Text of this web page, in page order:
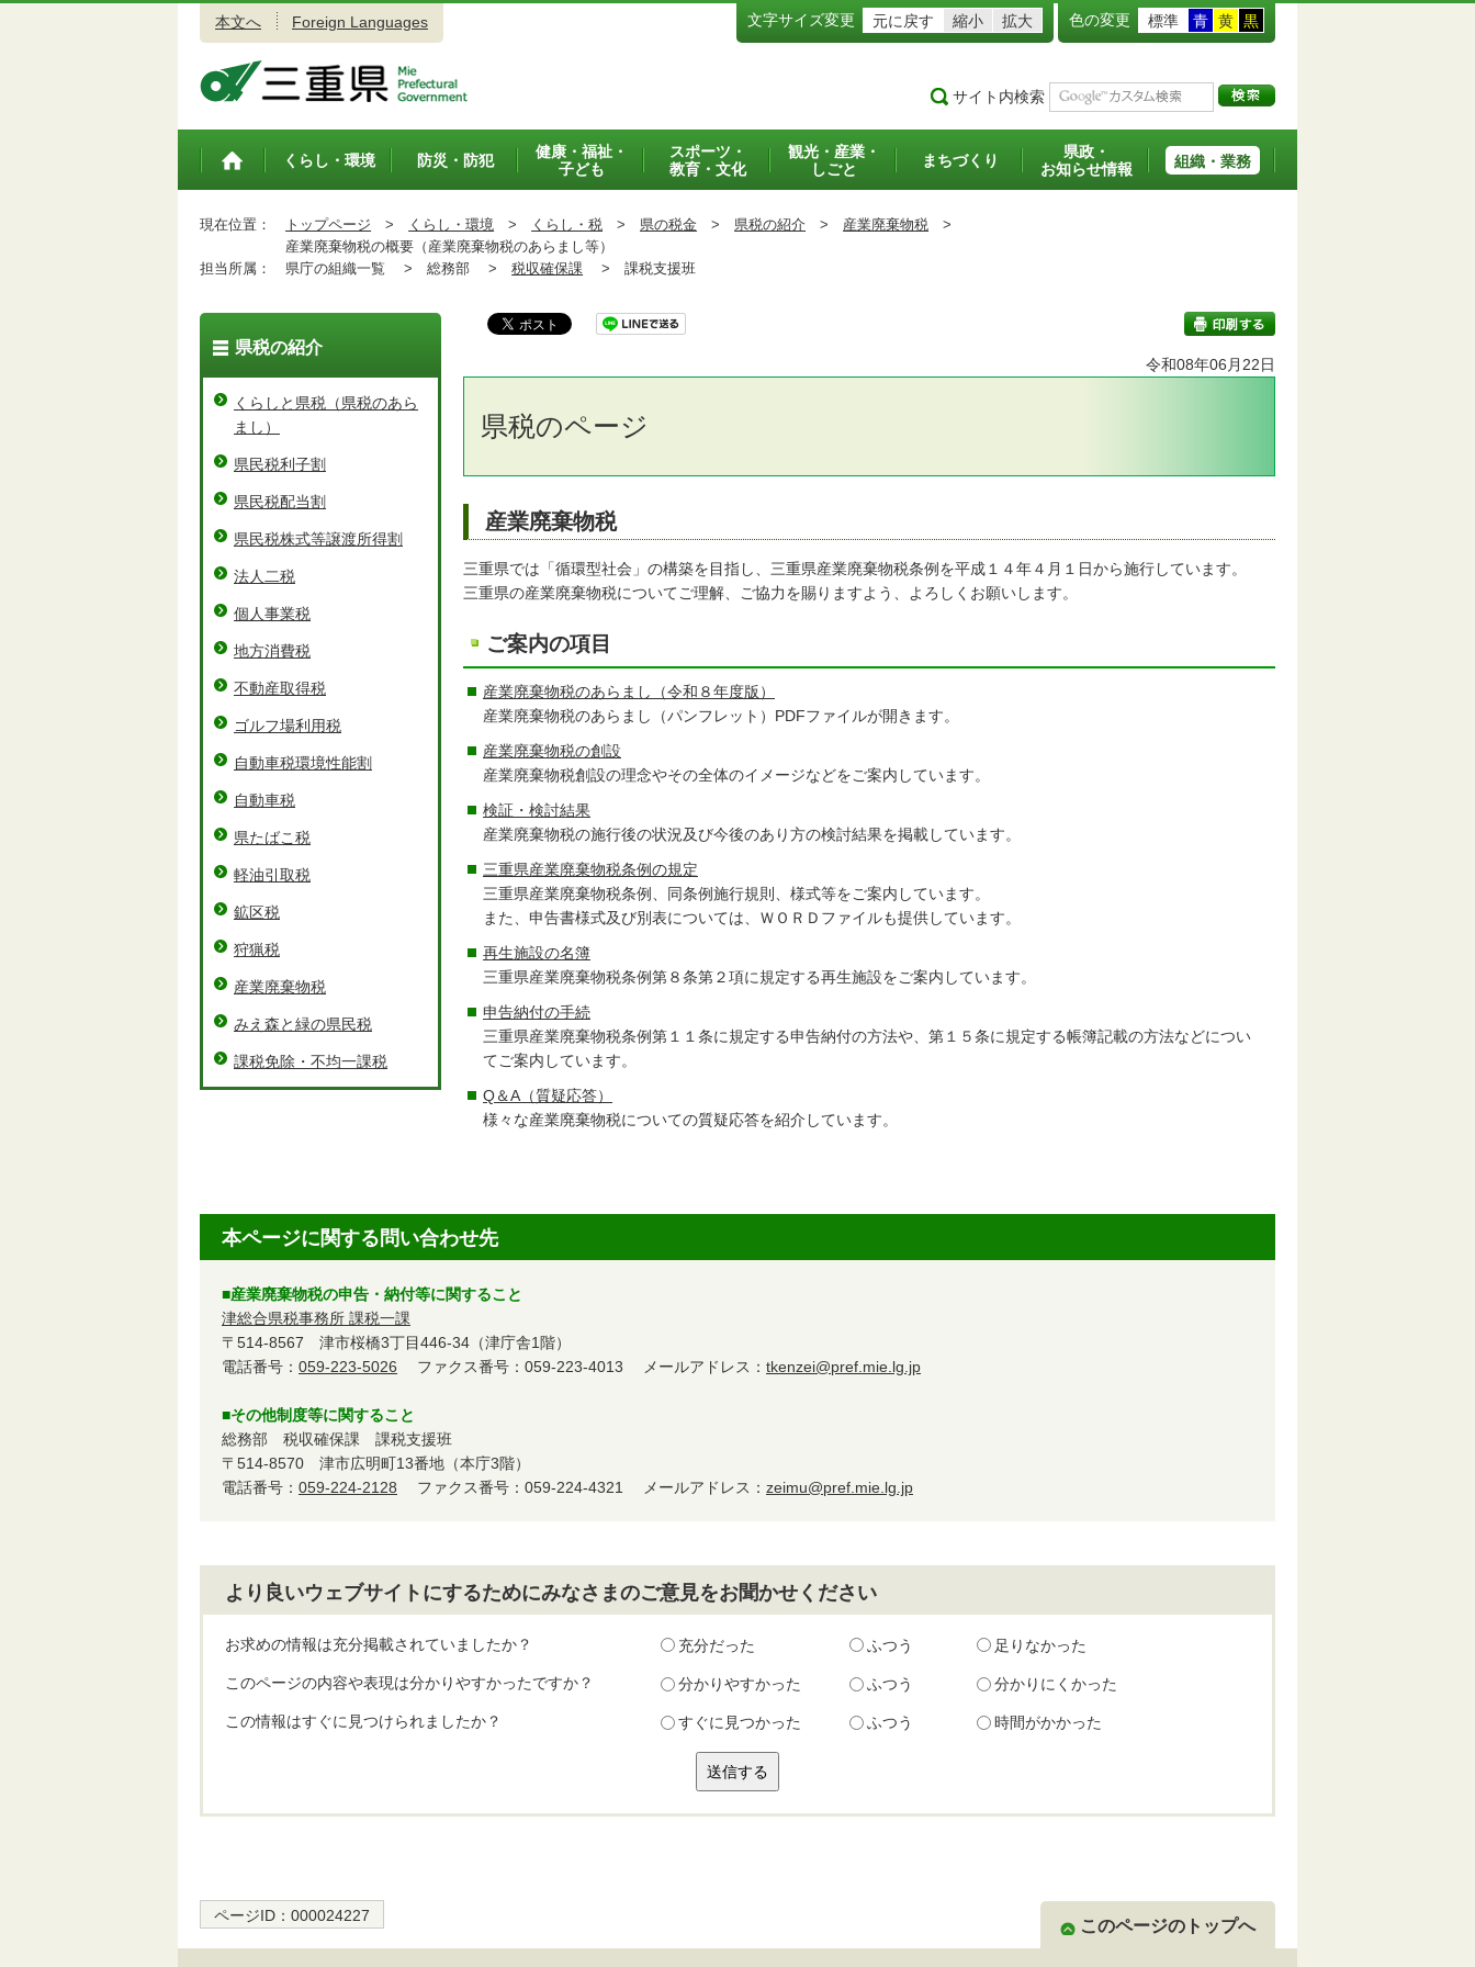
本文へ Foreign Languages 文字サイズ変更 元に戻す 縮小 拡大 色の変更 標準 青 黄 黒
サイト内検索
トップペ
くらし・環境 防災・防犯
健康・福祉・
子ども
スポーツ・
教育・文化
観光・産業・
しごと
まちづくり
県政・
お知らせ情報
組織・業務
現在位置： トップページ > くらし・環境 > くらし・税 > 県の税金 > 県税の紹介 > 産業廃棄物税 >
産業廃棄物税の概要（産業廃棄物税のあらまし等）
担当所属：
県庁の組織一覧 > 総務部 > 税収確保課 > 課税支援班
令和08年06月22日
県税のページ
産業廃棄物税
三重県では「循環型社会」の構築を目指し、三重県産業廃棄物税条例を平成１４年４月１日から施行しています。
三重県の産業廃棄物税についてご理解、ご協力を賜りますよう、よろしくお願いします。
ご案内の項目
産業廃棄物税のあらまし（令和８年度版）
産業廃棄物税のあらまし（パンフレット）PDFファイルが開きます。
産業廃棄物税の創設
産業廃棄物税創設の理念やその全体のイメージなどをご案内しています。
検証・検討結果
産業廃棄物税の施行後の状況及び今後のあり方の検討結果を掲載しています。
三重県産業廃棄物税条例の規定
三重県産業廃棄物税条例、同条例施行規則、様式等をご案内しています。
また、申告書様式及び別表については、ＷＯＲＤファイルも提供しています。
再生施設の名簿
三重県産業廃棄物税条例第８条第２項に規定する再生施設をご案内しています。
申告納付の手続
三重県産業廃棄物税条例第１１条に規定する申告納付の方法や、第１５条に規定する帳簿記載の方法などについ
てご案内しています。
Q＆A（質疑応答）
様々な産業廃棄物税についての質疑応答を紹介しています。
県税の紹介
くらしと県税（県税のあら
まし）
県民税利子割
県民税配当割
県民税株式等譲渡所得割
法人二税
個人事業税
地方消費税
不動産取得税
ゴルフ場利用税
自動車税環境性能割
自動車税
県たばこ税
軽油引取税
鉱区税
狩猟税
産業廃棄物税
みえ森と緑の県民税
課税免除・不均一課税
本ページに関する問い合わせ先
■産業廃棄物税の申告・納付等に関すること
津総合県税事務所 課税一課
〒514-8567 津市桜橋3丁目446-34（津庁舎1階）
電話番号： 059-223-5026 ファクス番号：059-223-4013 メールアドレス： tkenzei@pref.mie.lg.jp
■その他制度等に関すること
総務部 税収確保課 課税支援班
〒514-8570 津市広明町13番地（本庁3階）
電話番号： 059-224-2128 ファクス番号：059-224-4321 メールアドレス： zeimu@pref.mie.lg.jp
より良いウェブサイトにするためにみなさまのご意見をお聞かせください
お求めの情報は充分掲載されていましたか？ 充分だった ふつう 足りなかった
このページの内容や表現は分かりやすかったですか？ 分かりやすかった ふつう 分かりにくかった
この情報はすぐに見つけられましたか？ すぐに見つかった ふつう 時間がかかった
ページID： 000024227
このページのトップへ